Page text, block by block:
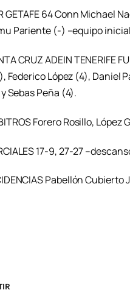
GETAFE 64 Conn Michael
Pariente (-) –equipo
CRUZ ADEIN TENERIFE
Federico López (4), Daniel
Sebas Peña (4).
Forero Rosillo, López
17-9, 27-27
Pabellón Cubierto